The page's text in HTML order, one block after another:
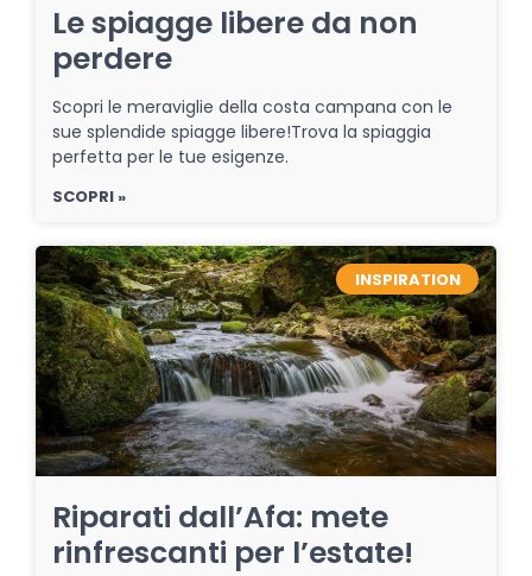
Le spiagge libere da non
perdere
Scopri le meraviglie della costa campana con le
sue splendide spiagge libere!Trova la spiaggia
perfetta per le tue esigenze.
SCOPRI »
INSPIRATION
Riparati dall’Afa: mete
rinfrescanti per l’estate!